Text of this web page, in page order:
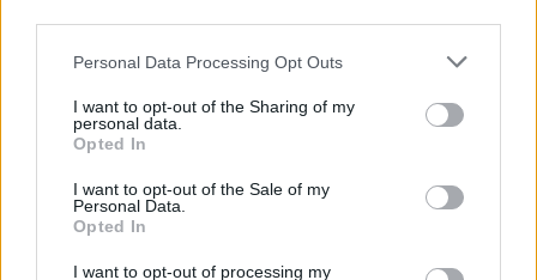
Please note that this website/app uses one or more Google
not limited to your visit or usage behaviour. You may click to
grant or deny consent to Google and its third-party tags to
use your data for below specified purposes in below Google
consent section.
Personal Data Processing Opt Outs
I want to opt-out of the Sharing of my
personal data.
Opted In
I want to opt-out of the Sale of my
Personal Data.
Opted In
I want to opt-out of processing my
12 szerelmes fotó a Golden Globe-ról,
Kylie arany ruhában pózol, ezt egy szelfi követte,
mindkettő hangsúlyos dekoltázzsal, emellett